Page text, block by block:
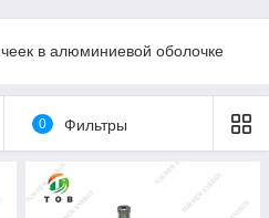
в алюминиевой оболочке
0 Фильтры